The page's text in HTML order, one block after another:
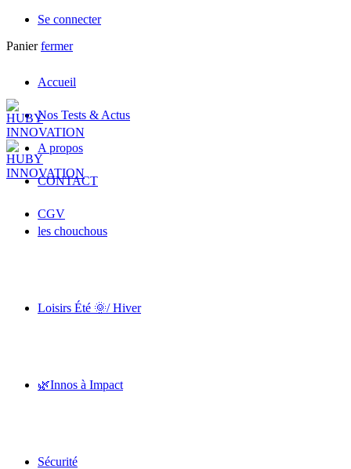
Se connecter
Panier fermer
Accueil
Nos Tests & Actus
A propos
CONTACT
CGV
les chouchous
Loisirs Été 🌞/ Hiver
🌿Innos à Impact
Sécurité